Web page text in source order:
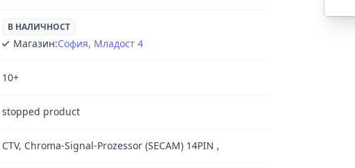
В НАЛИЧНОСТ
Магазин:София, Младост 4
10+
stopped product
CTV, Chroma-Signal-Prozessor (SECAM) 14PIN ,